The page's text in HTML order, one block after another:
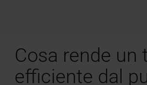
Cosa rende un
efficiente dal